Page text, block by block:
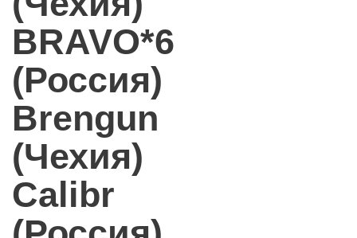
BRAVO*6
(Россия)
Brengun
(Чехия)
Calibr